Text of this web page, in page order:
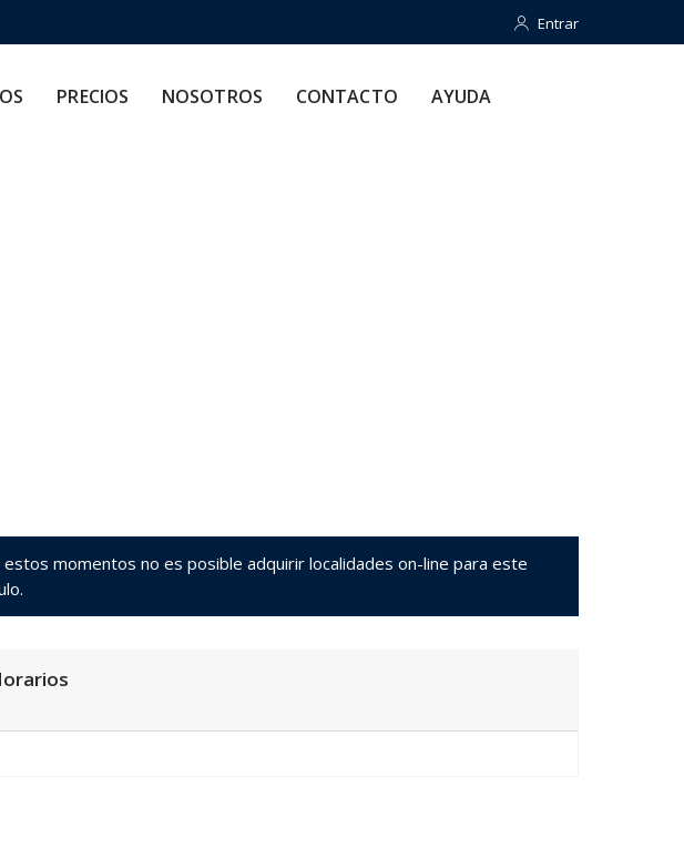
Entrar
Entrar
PRECIOS NOSOTROS CONTACTO AYUDA
estos momentos no es posible adquirir localidades on-line para este